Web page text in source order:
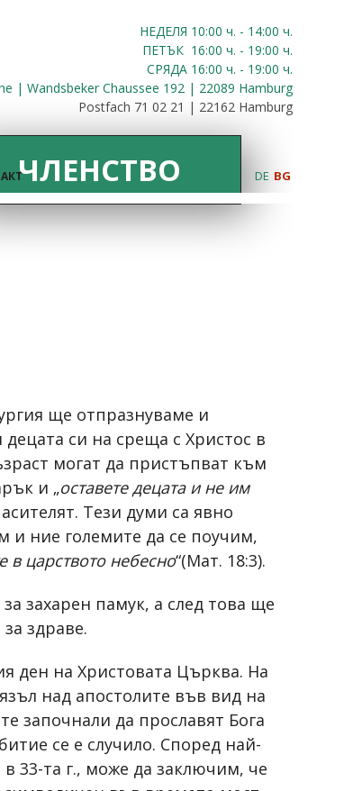
НЕДЕЛЯ 10:00 ч. - 14:00 ч.
ПЕТЪК 16:00 ч. - 19:00 ч.
СРЯДА 16:00 ч. - 19:00 ч.
| Wandsbeker Chaussee 192 | 22089 Hamburg
Postfach 71 02 21 | 22162 Hamburg
DE BG
ЧЛЕНСТВО
ще отпразнуваме и
си на среща с Христос в
могат да пристъпват към
и „оставете децата и не им
Тези думи са явно
и ние големите да се поучим,
в царството небесно“(Мат. 18:3).
захарен памук, а след това ще
здраве.
ден на Христовата Църква. На
над апостолите във вид на
започнали да прославят Бога
се е случило. Според най-
33-та г., може да заключим, че